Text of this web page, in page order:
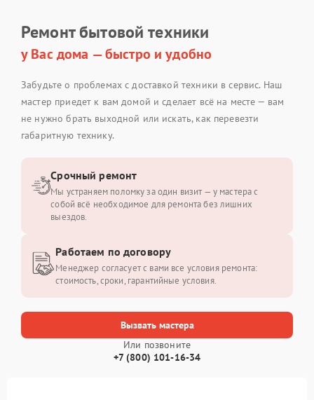
Ремонт бытовой техники
у Вас дома — быстро и удобно
Забудьте о проблемах с доставкой техники в сервис. Наш
мастер приедет к вам домой и сделает всё на месте — вам
не нужно брать выходной или искать, как перевезти
габаритную технику.
Вызвать мастера
Или позвоните
+7 (800) 101-16-34
Срочный ремонт
Мы устраняем поломку за один визит — у мастера с
собой всё необходимое для ремонта без лишних
выездов.
Работаем по договору
Менеджер согласует с вами все условия ремонта:
стоимость, сроки, гарантийные условия.